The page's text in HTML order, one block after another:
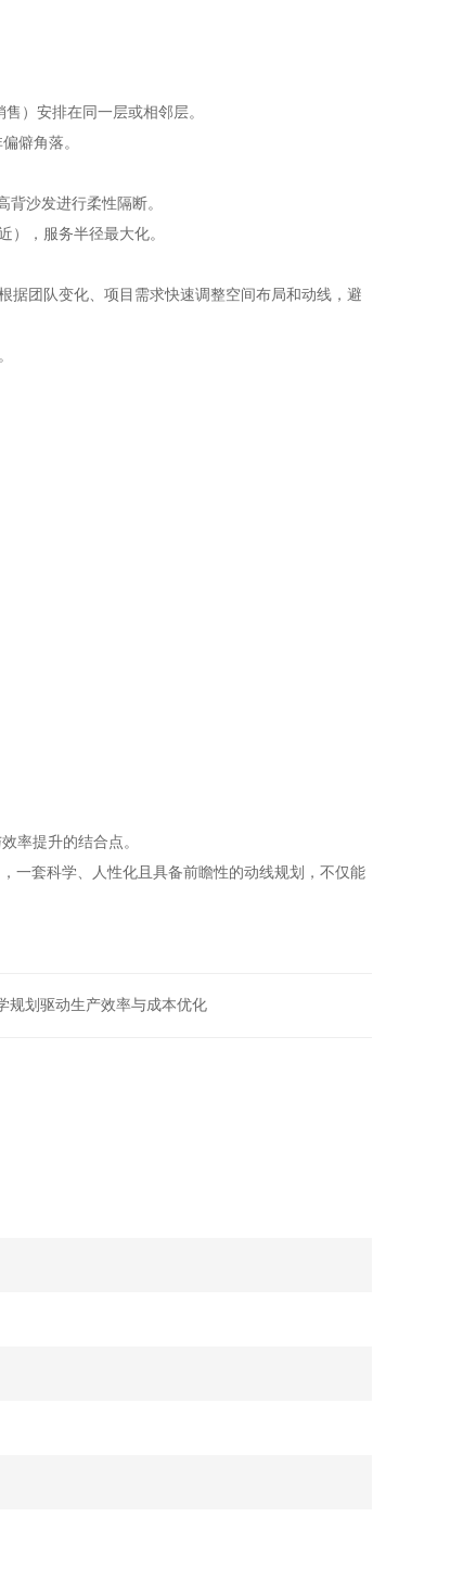
）安排在同一层或相邻层。
僻角落。
沙发进行柔性隔断。
，服务半径最大化。
据团队变化、项目需求快速调整空间布局和动线，避
率提升的结合点。
一套科学、人性化且具备前瞻性的动线规划，不仅能
规划驱动生产效率与成本优化